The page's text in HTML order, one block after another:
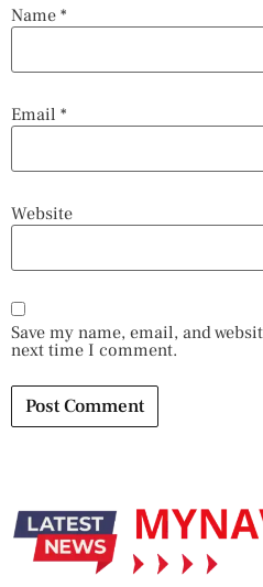
Name *
Email *
Website
Save my name, email, and
next time I comment.